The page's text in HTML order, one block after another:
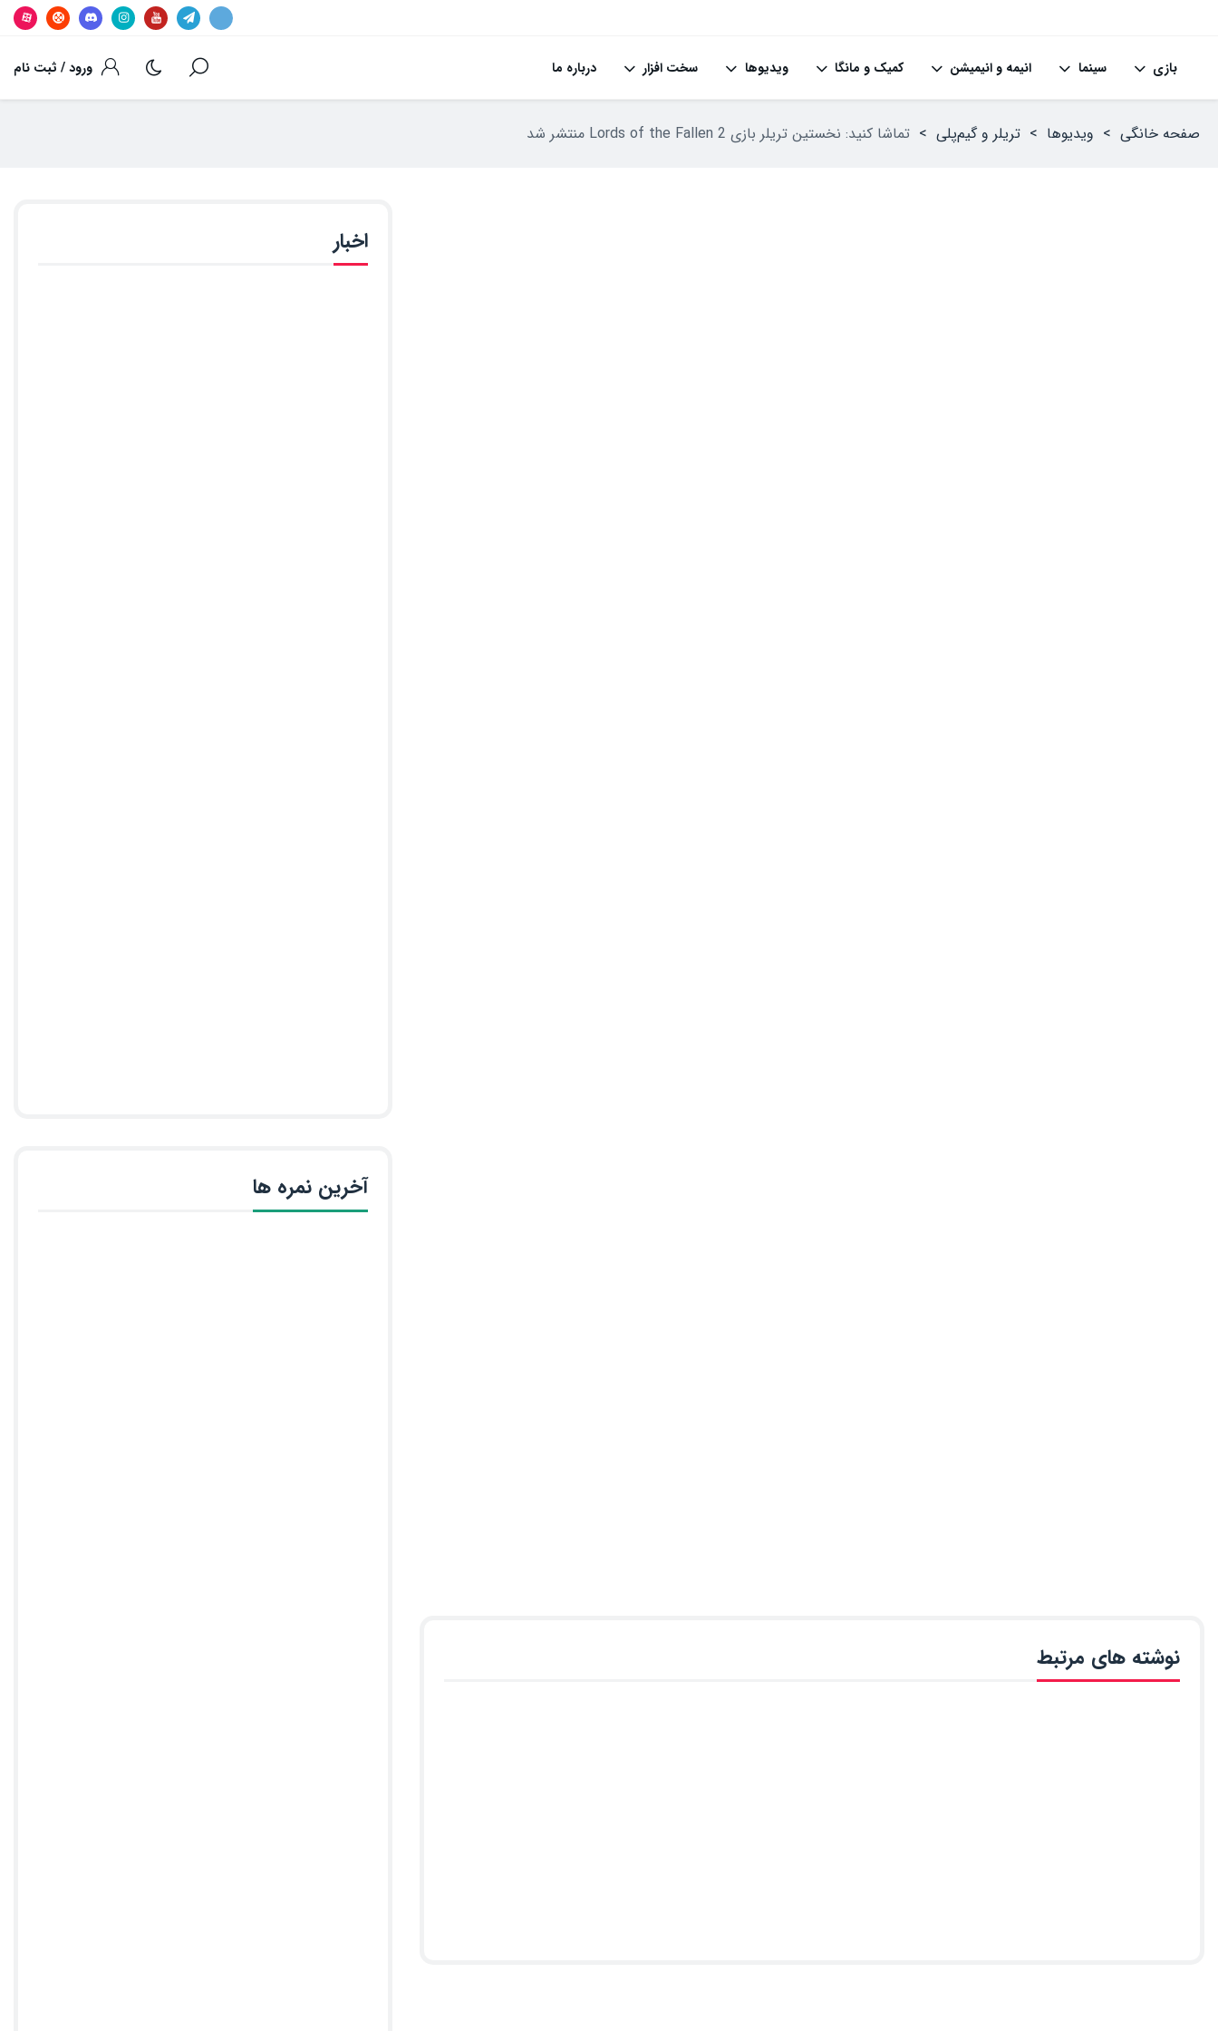
ورود / ثبت نام بازی سینما انیمه و انیمیشن کمیک و مانگا ویدیوها سخت افزار درباره ما
صفحه خانگی > ویدیوها > تریلر و گیم‌پلی > تماشا کنید: نخستین تریلر بازی Lords of the Fallen 2 منتشر شد
نوشته های مرتبط
اخبار
آخرین نمره ها